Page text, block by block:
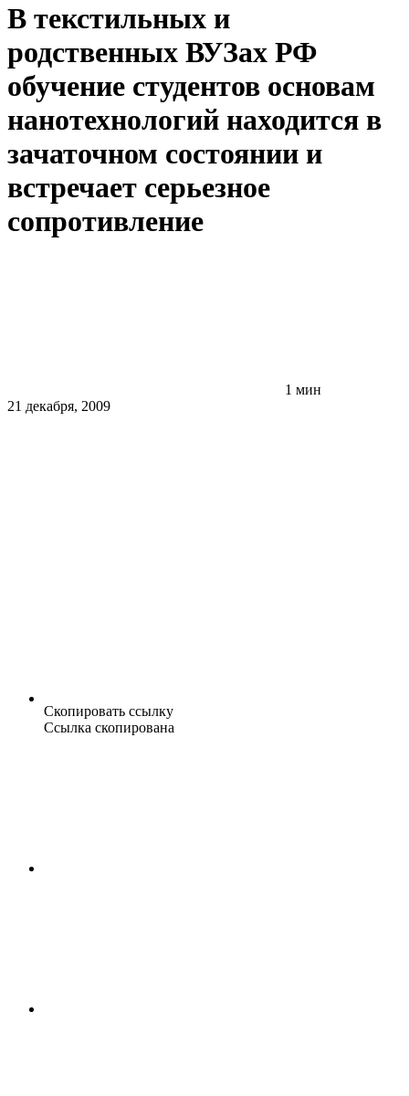
В текстильных и
родственных ВУЗах РФ
обучение студентов основам
нанотехнологий находится в
зачаточном состоянии и
встречает серьезное
сопротивление
1 мин
21 декабря, 2009
Скопировать ссылку
Ссылка скопирована